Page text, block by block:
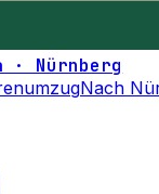
· Nürnberg
Nach